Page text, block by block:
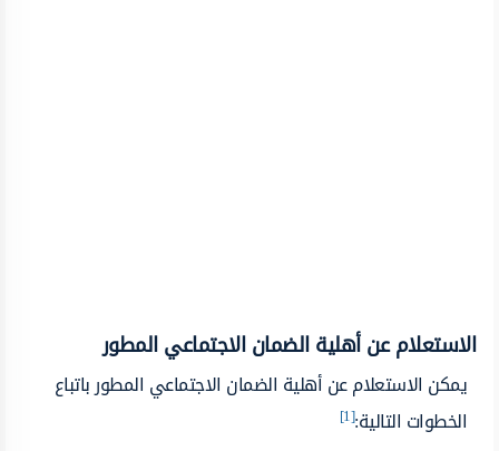
الاستعلام عن أهلية الضمان الاجتماعي المطور
يمكن الاستعلام عن أهلية الضمان الاجتماعي المطور باتباع
الخطوات التالية:[1]